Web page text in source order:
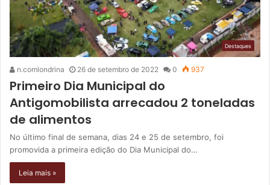
Destaques
n.comlondrina 26 de setembro de 2022 0 937
Primeiro Dia Municipal do
Antigomobilista arrecadou 2 toneladas
de alimentos
No último final de semana, dias 24 e 25 de setembro, foi
promovida a primeira edição do Dia Municipal do…
Leia mais »